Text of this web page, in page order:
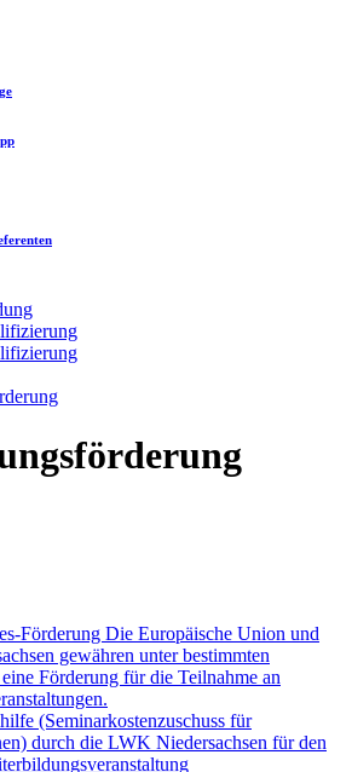
Förderung Die Europäische Union und
gewähren unter bestimmten
Förderung für die Teilnahme an
(Seminarkostenzuschuss für
durch die LWK Niedersachsen für den